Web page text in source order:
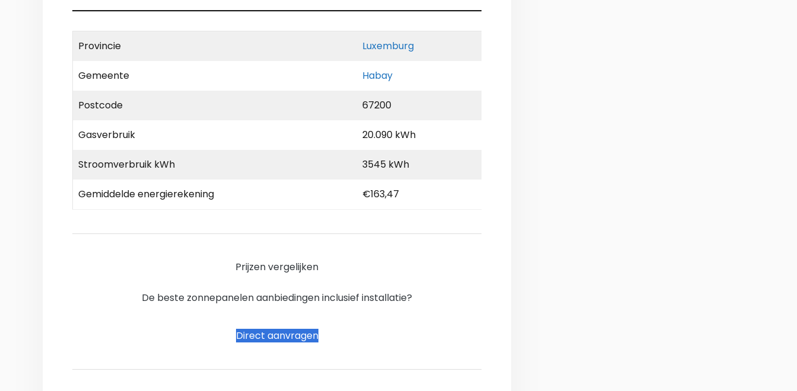
Provincie Luxemburg
Gemeente Habay
Postcode 67200
Gasverbruik 20.090 kWh
Stroomverbruik kWh 3545 kWh
Gemiddelde energierekening €163,47
Prijzen vergelijken
De beste zonnepanelen aanbiedingen inclusief installatie?
Direct aanvragen